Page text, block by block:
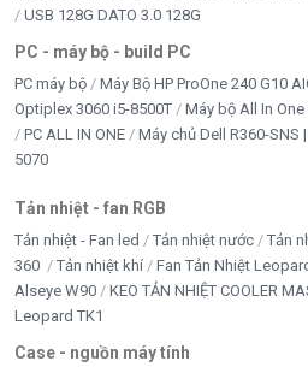
USB 128G DATO 3.0 128G
PC - máy bộ - build PC
PC máy bộ Máy Bộ HP ProOne 240 G10
Optiplex 3060 i5-8500T
Máy bộ All In One
PC ALL IN ONE
Máy chủ Dell R360-SNS
5070
Tản nhiệt - fan RGB
Tản nhiệt - Fan led Tản nhiệt nước
Tản
360
Tản nhiệt khí Fan Tản Nhiệt
Alseye W90
KEO TẢN NHIỆT COOLER
Leopard TK1
Case - nguồn máy tính